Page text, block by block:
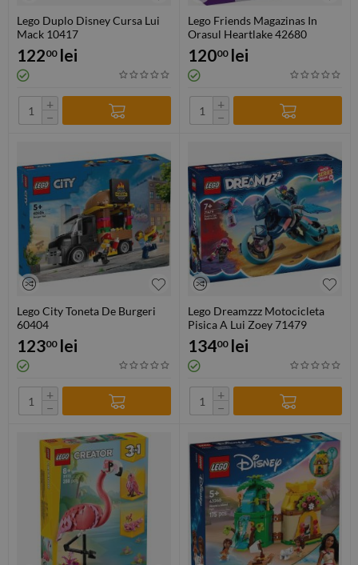
Lego Duplo Disney Cursa Lui
Mack 10417
12200 lei
+
−
Lego Friends Magazinas In
Orasul Heartlake 42680
12000 lei
+
−
Lego City Toneta De Burgeri
60404
12300 lei
+
−
Lego Dreamzzz Motocicleta
Pisica A Lui Zoey 71479
13400 lei
+
−